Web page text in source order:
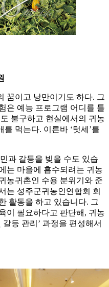
꿈이고 낭만이기도 하다. 그
은 예능 프로그램 어디를 틀
불구하고 현실에서의 귀농
먹는다. 이른바 ‘텃세’를
과 갈등을 빚을 수도 있습
는 마을에 흡수되려는 귀농
농귀촌인 수용 분위기와 준
는 성주군귀농인연합회 회
활동을 하고 있습니다. 그
이 필요하다고 판단해, 귀농
등 관리’ 과정을 편성해서